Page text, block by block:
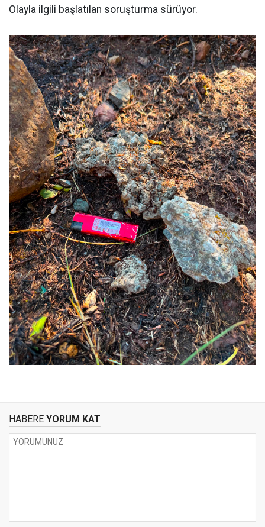
Olayla ilgili başlatılan soruşturma sürüyor.
HABERE YORUM KAT